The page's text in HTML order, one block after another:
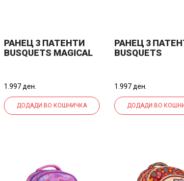
РАНЕЦ 3 ПАТЕНТИ
BUSQUETS MAGICAL
1.997 ден.
ДОДАДИ ВО КОШНИЧКА
РАНЕЦ 3
BUSQUETS
1.997 ден.
ДОДАДИ ВО